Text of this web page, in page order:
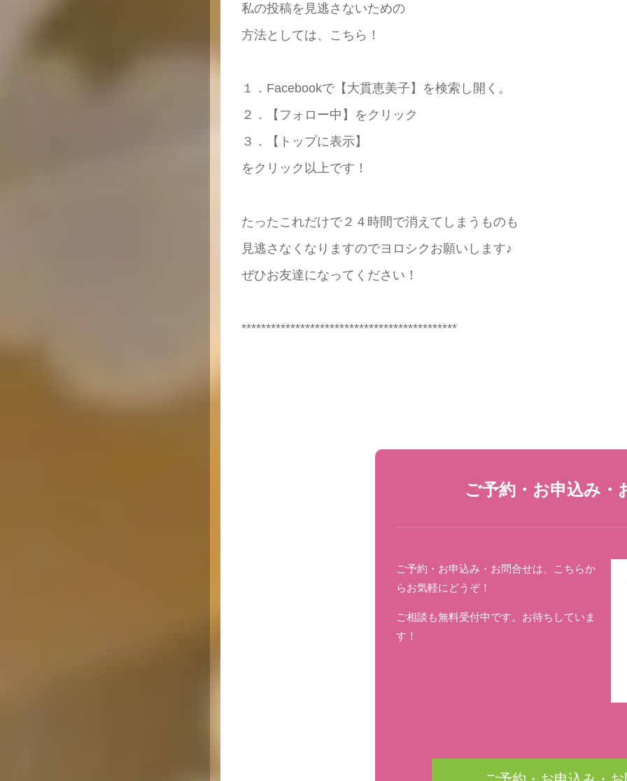
私の投稿を見逃さないための
方法としては、こちら！
１．Facebookで【大貫恵美子】を検索し開く。
２．【フォロー中】をクリック
３．【トップに表示】
をクリック以上です！
たったこれだけで２４時間で消えてしまうものも
見逃さなくなりますのでヨロシクお願いします♪
ぜひお友達になってください！
********************************************
ご予約・お申込み・
ご予約・お申込み・お問合せは、こちらか
らお気軽にどうぞ！
ご相談も無料受付中です。お待ちしていま
す！